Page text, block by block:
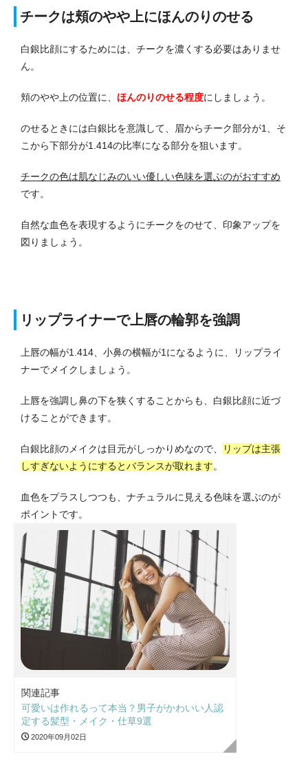
チークは頬のやや上にほんのりのせる
白銀比顔にするためには、チークを濃くする必要はありませ
ん。
頬のやや上の位置に、 ほんのりのせる程度にしましょう。
のせるときには白銀比を意識して、眉からチーク部分が1、そ
こから下部分が1.414の比率になる部分を狙います。
チークの色は肌なじみのいい優しい色味を選ぶのがおすすめ
です。
自然な血色を表現するようにチークをのせて、印象アップを
図りましょう。
リップライナーで上唇の輪郭を強調
上唇の幅が1.414、小鼻の横幅が1になるように、リップライ
ナーでメイクしましょう。
上唇を強調し鼻の下を狭くすることからも、白銀比顔に近づ
けることができます。
白銀比顔のメイクは目元がしっかりめなので、
リップは主張
しすぎないようにするとバランスが取れます。
血色をプラスしつつも、ナチュラルに見える色味を選ぶのが
ポイントです。
関連記事
可愛いは作れるって本当？男子がかわいい人認
定する髪型・メイク・仕草9選
2020年09月02日